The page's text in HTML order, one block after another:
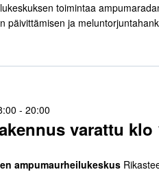
toimintaa
päivittämisen ja
varattu klo
-20:00
ampumaurheilukeskus